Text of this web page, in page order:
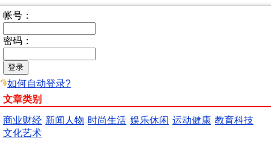
帐号：
密码：
如何自动登录?
文章类别
商业财经 新闻人物 时尚生活 娱乐休闲 运动健康 教育科技
文化艺术